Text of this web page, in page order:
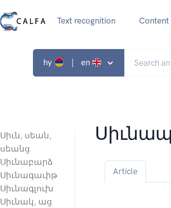
Text recognition Content
hy | en
Սիւն, սեան,
սեանց
Սիւնաբարձ
Սիւնագաւիթ
Սիւնագլուխ
Սիւնակ, աց
Article